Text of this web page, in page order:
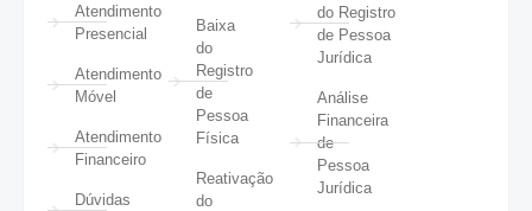
Atendimento
Presencial
Atendimento
Móvel
Atendimento
Financeiro
Dúvidas
Baixa
do
Registro
de
Pessoa
Física
Reativação
do
do Registro
de Pessoa
Jurídica
Análise
Financeira
de
Pessoa
Jurídica